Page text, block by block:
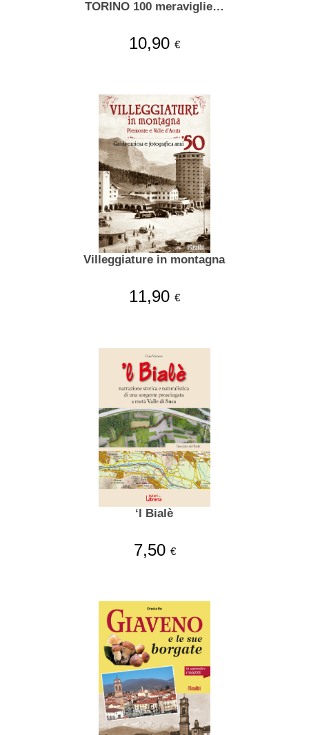
TORINO 100 meraviglie…
10,90 €
Villeggiature in montagna
11,90 €
‘l Bialè
7,50 €